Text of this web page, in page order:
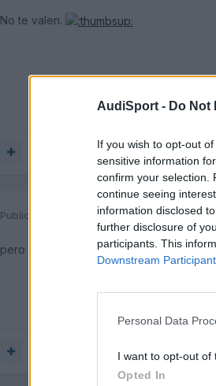
AudiSport - Do Not
If you wish to opt-out
sensitive information
confirm your selection.
continue seeing
information disclosed
further disclosure of
participants. This
Downstream
Personal Data
I want to opt-out of
Opted In
No te valen.
Publicado 14 de Diciembre del 2009
pero el ke no valen las rejillas o los